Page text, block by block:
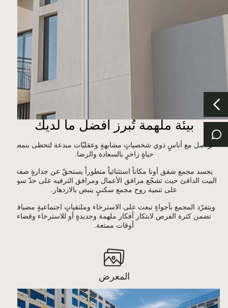
بيئة ملهمة تُبرز أفضل ما لديك
تواصل مع أناسٍ ذوي شخصياتٍ مشابهةٍ وعقليّات مبدعة لتحظى بنمط
حياةٍ زاخرٍ بالسعادة والرضا.
يجسد مجمع شقق أونا مكاناً استثنائياً متطوراً يستحقّ عن جدارةٍ صفة
البيت الدافئ حيث تشجّع مرافق الأعمال ومرافق الترفيه على حدّ سواء
على تنمية روح مجمع سكنيٍ ينبض بالازدهار.
ويتفرّد المجمع بأجواءٍ تبعث على الاسترخاء وملتقياتٍ اجتماعيةٍ مضيافةٍ
تضمن كثرة الفرص لابتكار أفكار ملهمة وجديدةٍ أو للاسترخاء وقضاء
أوقات ممتعة.
المعرض